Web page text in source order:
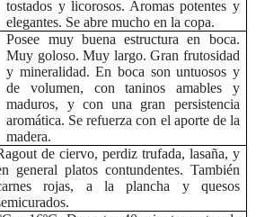
tostados y licorosos. Aromas potentes y
elegantes. Se abre mucho en la copa.
Posee muy buena estructura en boca.
Muy goloso. Muy largo. Gran frutosidad
y mineralidad. En boca son untuosos y
de volumen, con taninos amables y
maduros, y con una gran persistencia
aromática. Se refuerza con el aporte de la
madera.
de ciervo, perdiz trufada, lasaña, y
general platos contundentes. También
rojas, a la plancha y quesos